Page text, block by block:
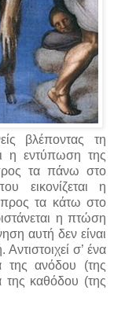
βλέποντας τη
η εντύπωση της
τα πάνω στο
εικονίζεται η
τα κάτω στο
η πτώση
αυτή δεν είναι
σ’ ένα
της ανόδου (της
της καθόδου (της